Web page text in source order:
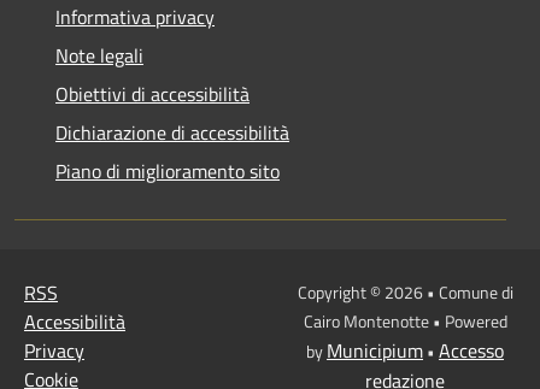
Informativa privacy
Note legali
Obiettivi di accessibilità
Dichiarazione di accessibilità
Piano di miglioramento sito
RSS
Accessibilità
Privacy
Cookie
Copyright © 2026 • Comune di
Cairo Montenotte • Powered
byMunicipium• Accesso
redazione